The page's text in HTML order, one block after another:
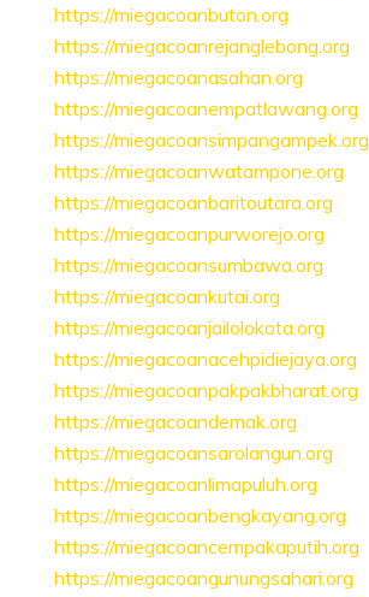
https://miegacoanbuton.org
https://miegacoanrejanglebong.org
https://miegacoanasahan.org
https://miegacoanempatlawang.org
https://miegacoansimpangampek.org
https://miegacoanwatampone.org
https://miegacoanbaritoutara.org
https://miegacoanpurworejo.org
https://miegacoansumbawa.org
https://miegacoankutai.org
https://miegacoanjailolokota.org
https://miegacoanacehpidiejaya.org
https://miegacoanpakpakbharat.org
https://miegacoandemak.org
https://miegacoansarolangun.org
https://miegacoanlimapuluh.org
https://miegacoanbengkayang.org
https://miegacoancempakaputih.org
https://miegacoangunungsahari.org